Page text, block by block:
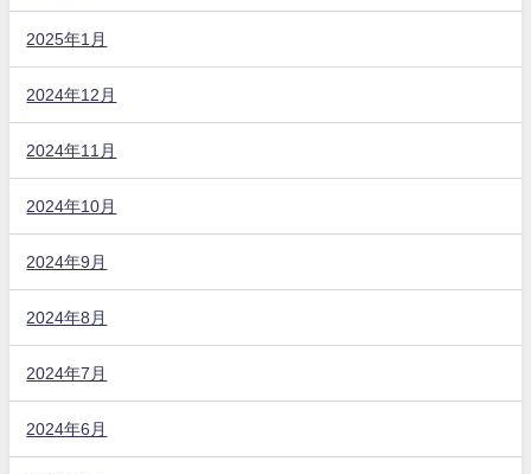
2025年1月
2024年12月
2024年11月
2024年10月
2024年9月
2024年8月
2024年7月
2024年6月